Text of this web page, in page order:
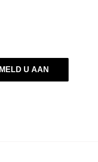
MELD U AAN